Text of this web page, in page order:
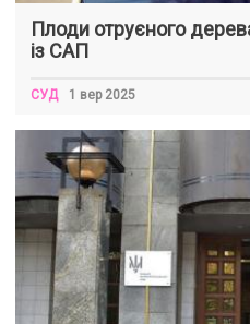
Плоди отруєного
із САП
СУД 1 вер 2025